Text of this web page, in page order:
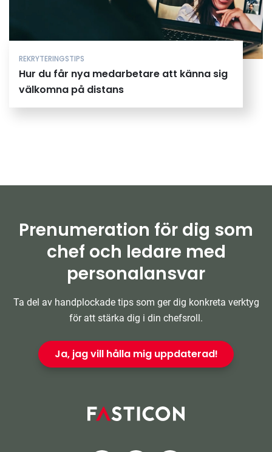
REKRYTERINGSTIPS
Hur du får nya medarbetare att känna sig
välkomna på distans
Prenumeration för dig som
chef och ledare med
personalansvar
Ta del av handplockade tips som ger dig konkreta verktyg
för att stärka dig i din chefsroll.
Ja, jag vill hålla mig uppdaterad!